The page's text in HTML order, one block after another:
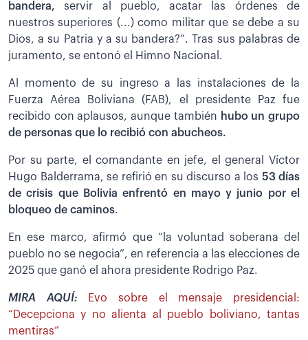
bandera, servir al pueblo, acatar las órdenes de
nuestros superiores (...) como militar que se debe a su
Dios, a su Patria y a su bandera?”. Tras sus palabras de
juramento, se entonó el Himno Nacional.
Al momento de su ingreso a las instalaciones de la
Fuerza Aérea Boliviana (FAB), el presidente Paz fue
recibido con aplausos, aunque también hubo un grupo
de personas que lo recibió con abucheos.
Por su parte, el comandante en jefe, el general Víctor
Hugo Balderrama, se refirió en su discurso a los 53 días
de crisis que Bolivia enfrentó en mayo y junio por el
bloqueo de caminos.
En ese marco, afirmó que “la voluntad soberana del
pueblo no se negocia”, en referencia a las elecciones de
2025 que ganó el ahora presidente Rodrigo Paz.
MIRA AQUÍ:
Evo sobre el mensaje presidencial:
“Decepciona y no alienta al pueblo boliviano, tantas
mentiras”